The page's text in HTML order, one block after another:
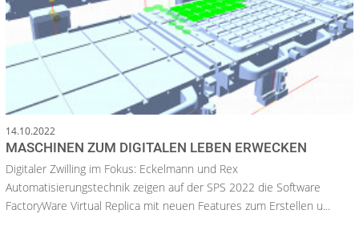
14.10.2022
MASCHINEN ZUM DIGITALEN LEBEN ERWECKEN
Digitaler Zwilling im Fokus: Eckelmann und Rex
Automatisierungstechnik zeigen auf der SPS 2022 die Software
FactoryWare Virtual Replica mit neuen Features zum Erstellen u...